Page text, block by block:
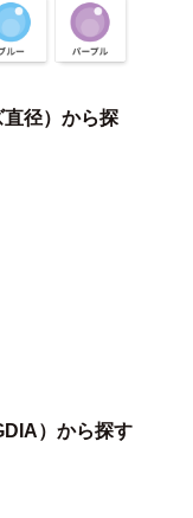
直径）から探
）から探す